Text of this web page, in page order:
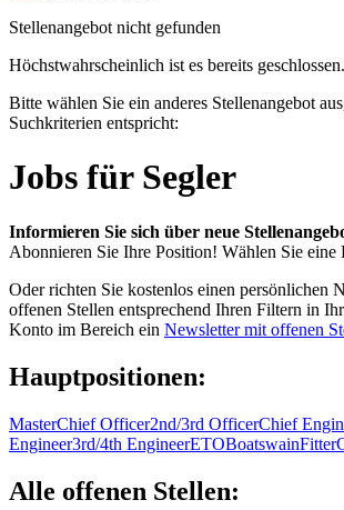
Stellenangebot nicht gefunden
Höchstwahrscheinlich ist es bereits geschlossen.
Bitte wählen Sie ein anderes Stellenangebot
Suchkriterien entspricht:
Jobs für Segler
Informieren Sie sich über neue
Abonnieren Sie Ihre Position! Wählen Sie eine
Oder richten Sie kostenlos einen persönlichen
offenen Stellen entsprechend Ihren Filtern in
Konto im Bereich ein Newsletter mit offenen
Hauptpositionen:
MasterChief Officer2nd/3rd OfficerChief
Engineer3rd/4th EngineerETOBoatswainFitter
Alle offenen Stellen: